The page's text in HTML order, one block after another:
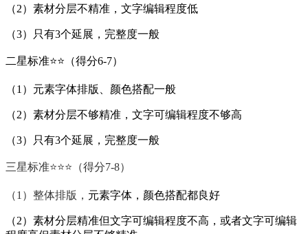
（2）素材分层不精准，文字编辑程度低
（3）只有3个延展，完整度一般
二星标准⭐️⭐️（得分6-7）
（1）元素字体排版、颜色搭配一般
（2）素材分层不够精准，文字可编辑程度不够高
（3）只有3个延展，完整度一般
三星标准⭐️⭐️⭐️（得分7-8）
（1）整体排版， 元素字体，颜色搭配都良好
（2）素材分层精准但文字可编辑程度不高，或者文字可编辑